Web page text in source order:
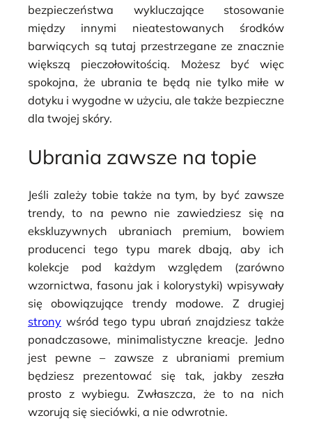
bezpieczeństwa wykluczające stosowanie
między innymi nieatestowanych środków
barwiących są tutaj przestrzegane ze znacznie
większą pieczołowitością. Możesz być więc
spokojna, że ubrania te będą nie tylko miłe w
dotyku i wygodne w użyciu, ale także bezpieczne
dla twojej skóry.
Ubrania zawsze na topie
Jeśli zależy tobie także na tym, by być zawsze
trendy, to na pewno nie zawiedziesz się na
ekskluzywnych ubraniach premium, bowiem
producenci tego typu marek dbają, aby ich
kolekcje pod każdym względem (zarówno
wzornictwa, fasonu jak i kolorystyki) wpisywały
się obowiązujące trendy modowe. Z drugiej
strony wśród tego typu ubrań znajdziesz także
ponadczasowe, minimalistyczne kreacje. Jedno
jest pewne – zawsze z ubraniami premium
będziesz prezentować się tak, jakby zeszła
prosto z wybiegu. Zwłaszcza, że to na nich
wzorują się sieciówki, a nie odwrotnie.